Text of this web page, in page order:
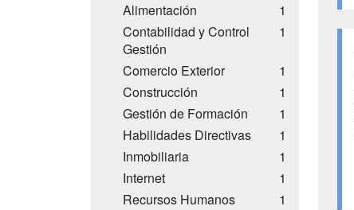
Alimentación
1
Contabilidad y Control
Gestión
1
Comercio Exterior
1
Construcción
1
Gestión de Formación
1
Habilidades Directivas
1
Inmobiliaria
1
Internet
1
Recursos Humanos
1